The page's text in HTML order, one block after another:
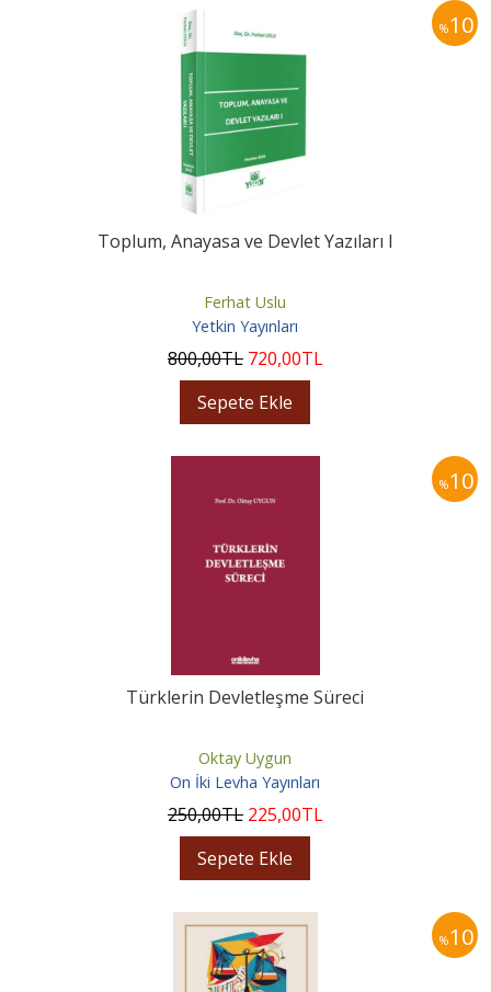
%10
Toplum, Anayasa ve Devlet Yazıları I
Ferhat Uslu
Yetkin Yayınları
800,00TL 720,00TL
Sepete Ekle
%10
Türklerin Devletleşme Süreci
Oktay Uygun
On İki Levha Yayınları
250,00TL 225,00TL
Sepete Ekle
%10